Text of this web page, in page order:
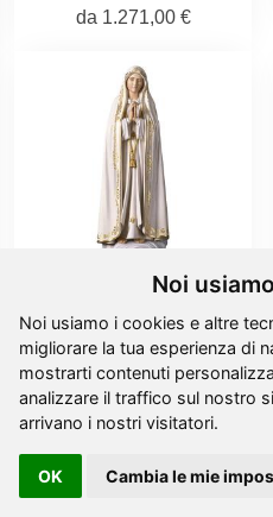
Noi
Noi usiamo i cookies e altre
migliorare la tua esperienza di
mostrarti contenuti
analizzare il traffico sul nostro
arrivano i nostri visitatori.
OK Cambia le mie
da 1.271,00 €
Madonna di Fátima
Capelinha - Legno di
tiglio scol
da732,00 €